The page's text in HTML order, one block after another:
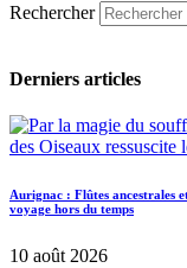
Rechercher
Derniers articles
Aurignac : Flûtes ancestrales
voyage hors du temps
10 août 2026